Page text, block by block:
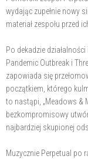
wydając zupełnie nowy
materiał zespołu przed
Po dekadzie
Pandemic Outbreak i
zapowiada się
początkiem, którego
to nastąpi, „Meadows &
bezkompromisowy
najbardziej skupionej
Muzycznie Perpetual po